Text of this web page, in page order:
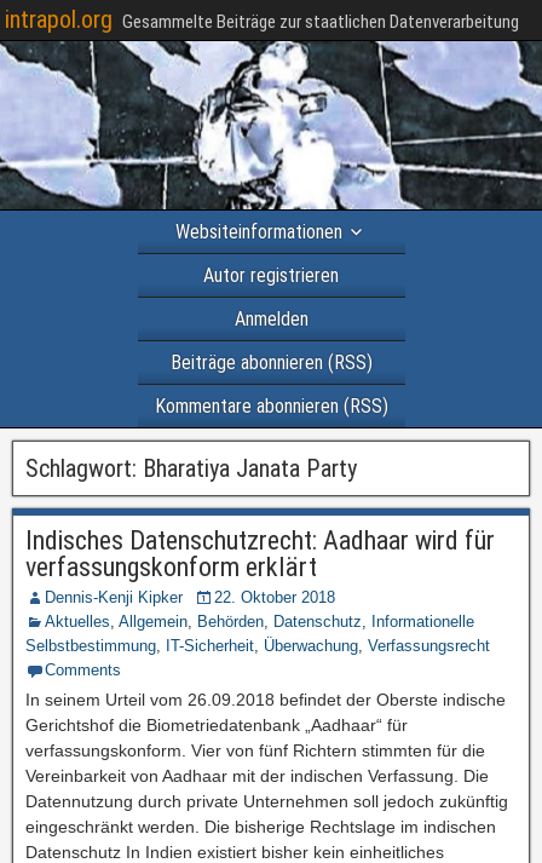
intrapol.org Gesammelte Beiträge zur staatlichen Datenverarbeitung
Websiteinformationen
Autor registrieren
Anmelden
Beiträge abonnieren (RSS)
Kommentare abonnieren (RSS)
Schlagwort: Bharatiya Janata Party
Indisches Datenschutzrecht: Aadhaar wird für
verfassungskonform erklärt
Dennis-Kenji Kipker
22. Oktober 2018
Aktuelles, Allgemein, Behörden, Datenschutz, Informationelle
Selbstbestimmung, IT-Sicherheit, Überwachung, Verfassungsrecht
Comments
In seinem Urteil vom 26.09.2018 befindet der Oberste indische
Gerichtshof die Biometriedatenbank „Aadhaar“ für
verfassungskonform. Vier von fünf Richtern stimmten für die
Vereinbarkeit von Aadhaar mit der indischen Verfassung. Die
Datennutzung durch private Unternehmen soll jedoch zukünftig
eingeschränkt werden. Die bisherige Rechtslage im indischen
Datenschutz In Indien existiert bisher kein einheitliches